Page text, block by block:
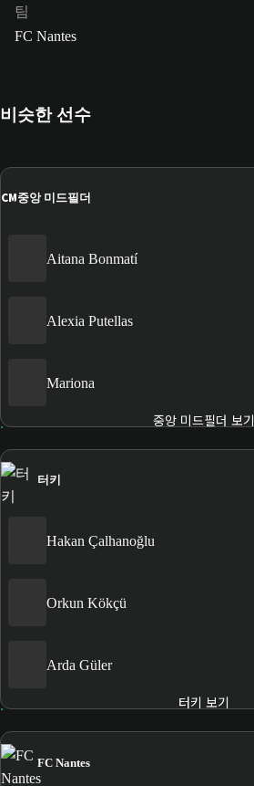
팀
FC Nantes
비슷한 선수
CM중앙 미드필더
Aitana Bonmatí
Alexia Putellas
Mariona
중앙 미드필더 보기
터키
Hakan Çalhanoğlu
Orkun Kökçü
Arda Güler
터키 보기
FC Nantes